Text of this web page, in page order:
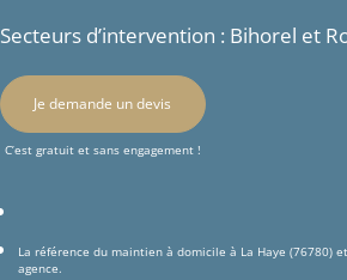
Secteurs d’intervention : Bihorel et
Je demande un devis
C’est gratuit et sans engagement !
La référence du maintien à domicile à La Haye (76780)
agence.